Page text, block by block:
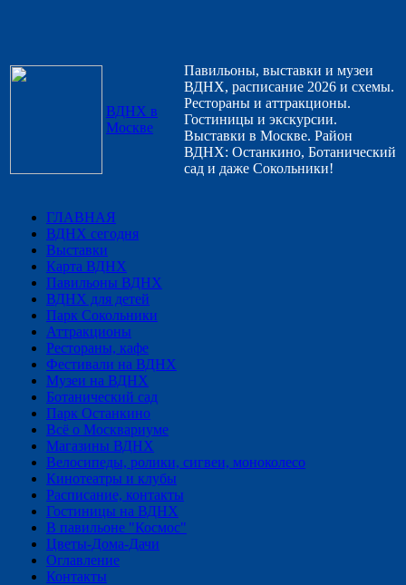
ВДНХ в
Москве
Павильоны, выставки и музеи
ВДНХ, расписание 2026 и схемы.
Рестораны и аттракционы.
Гостиницы и экскурсии.
Выставки в Москве. Район
ВДНХ: Останкино, Ботанический
сад и даже Сокольники!
ГЛАВНАЯ
ВДНХ сегодня
Выставки
Карта ВДНХ
Павильоны ВДНХ
ВДНХ для детей
Парк Сокольники
Аттракционы
Рестораны, кафе
Фестивали на ВДНХ
Музеи на ВДНХ
Ботанический сад
Парк Останкино
Всё о Москвариуме
Магазины ВДНХ
Велосипеды, ролики, сигвеи, моноколесо
Кинотеатры и клубы
Расписание, контакты
Гостиницы на ВДНХ
В павильоне "Космос"
Цветы-Дома-Дачи
Оглавление
Контакты